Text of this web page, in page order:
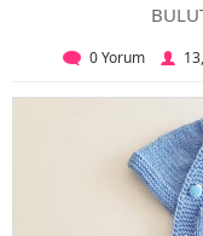
0 Yorum